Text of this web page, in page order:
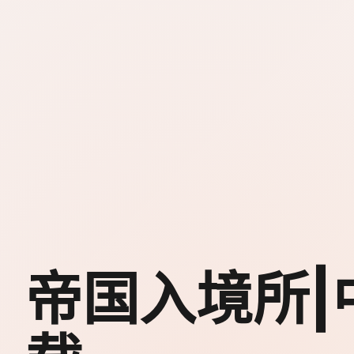
帝国入境所|